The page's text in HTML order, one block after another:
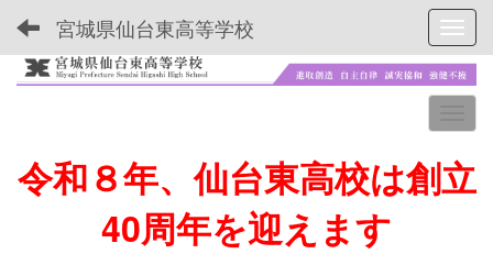
宮城県仙台東高等学校
令和８年、仙台東高校は創立
40周年を迎えます